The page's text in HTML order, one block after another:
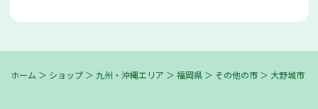
ホーム ＞ ショップ ＞ 九州・沖縄エリア ＞ 福岡県 ＞ その他の市 ＞ 大野城市